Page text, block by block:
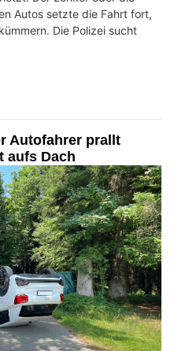
Autos setzte die Fahrt fort,
Die Polizei sucht
Autofahrer prallt
aufs Dach